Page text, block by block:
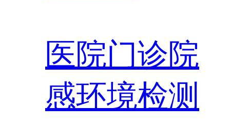
医院门诊院
感环境检测